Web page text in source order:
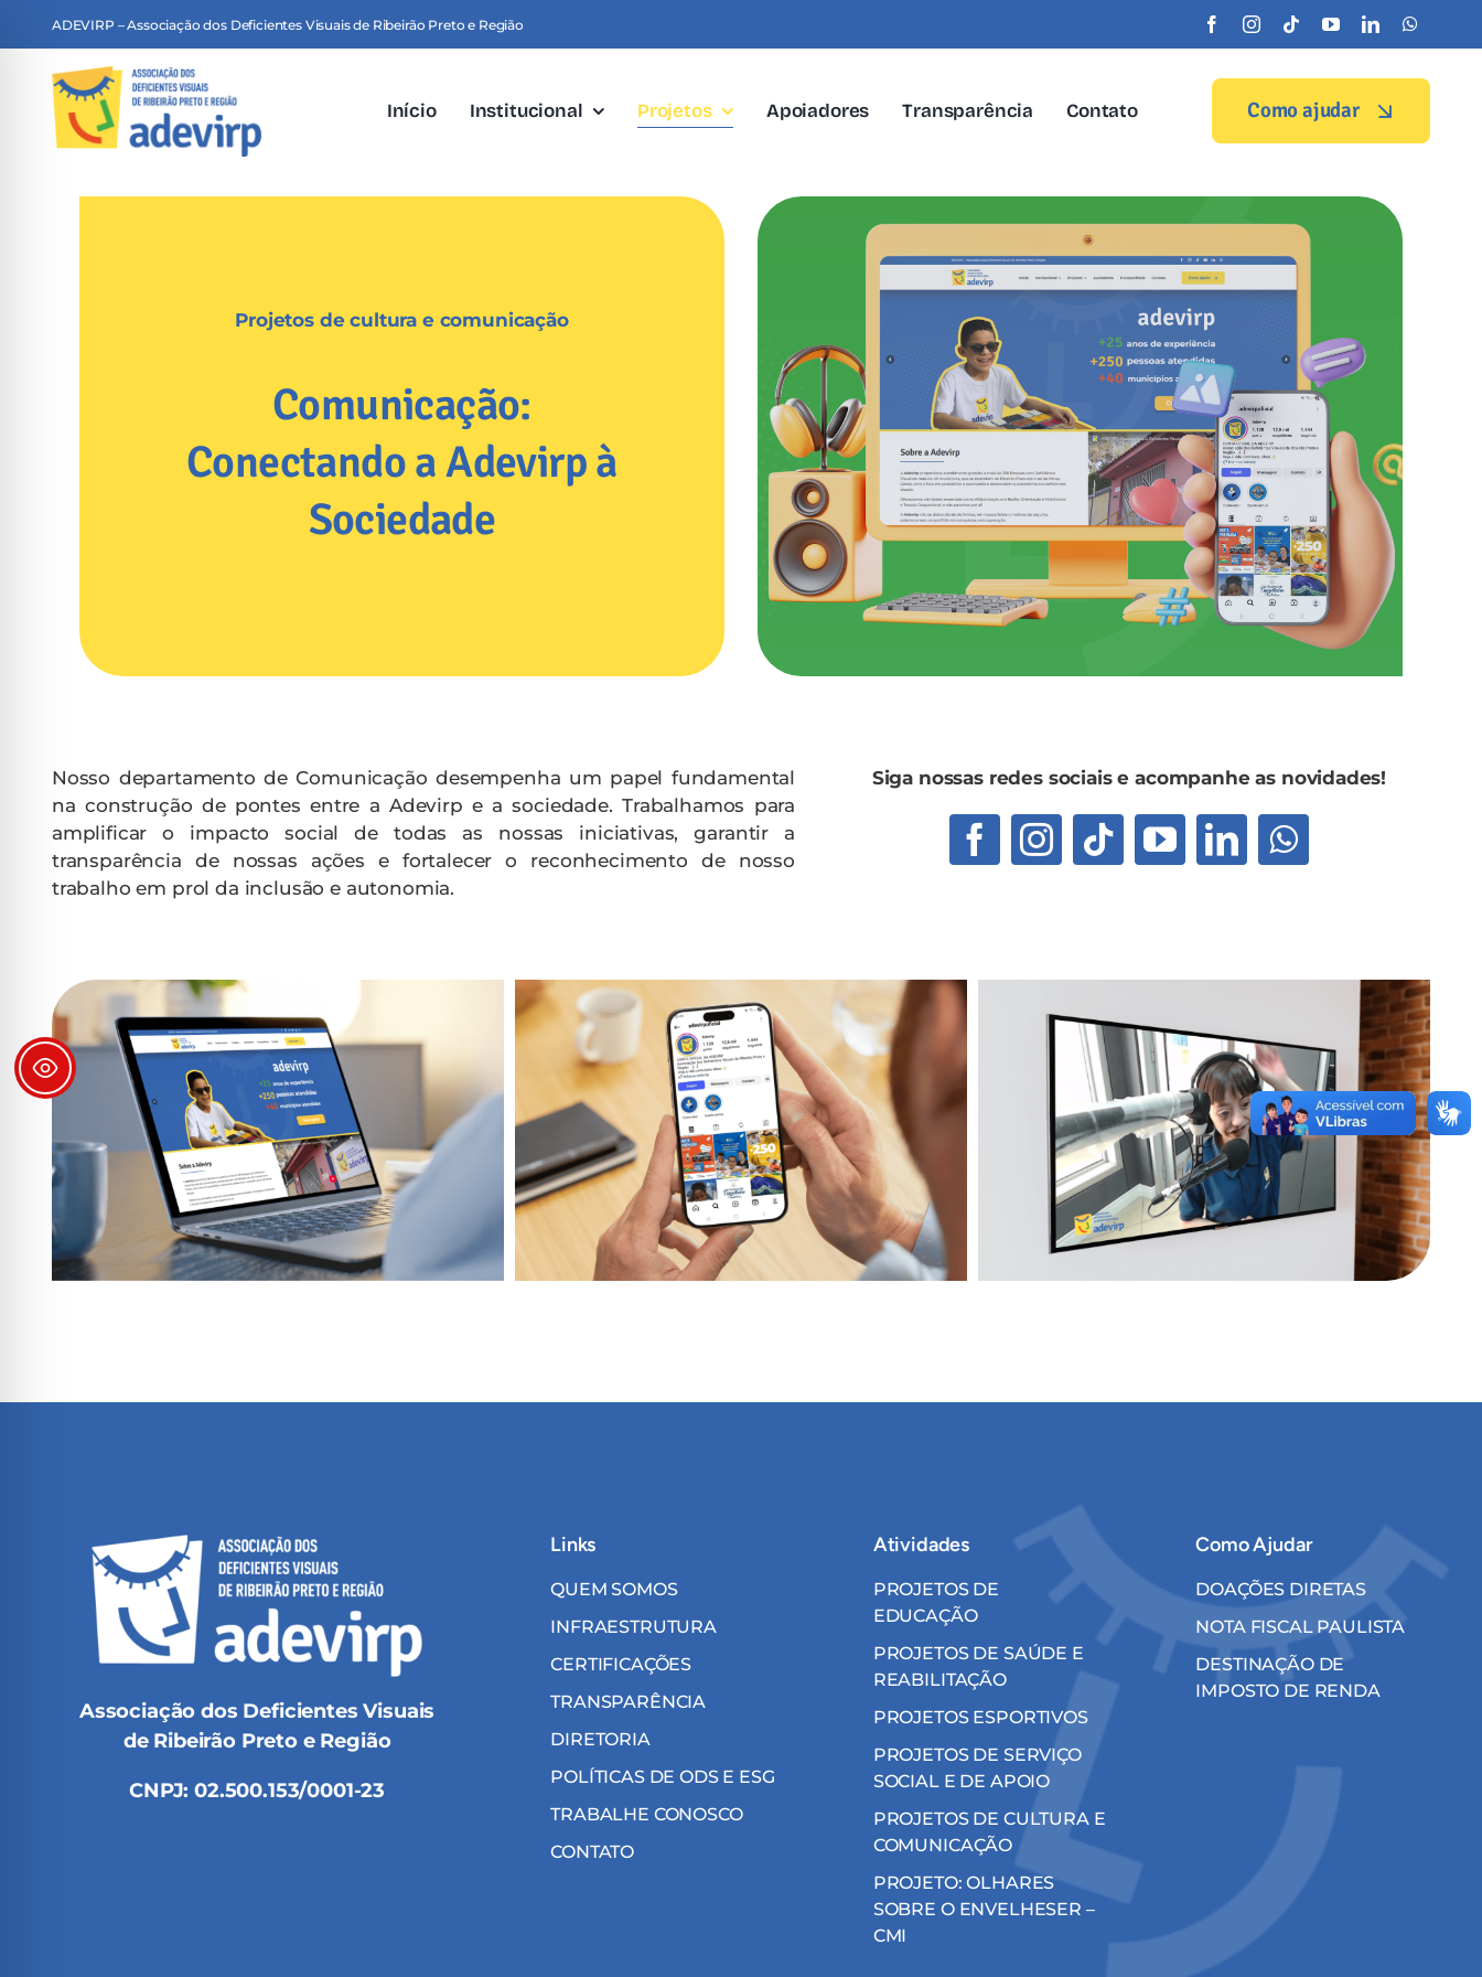
content
ADEVIRP – Associação dos Deficientes Visuais de Ribeirão Preto e Região
Início Institucional Projetos Apoiadores Transparência Contato Como ajudar
Projetos de cultura e comunicação
Comunicação:
Conectando a Adevirp à
Sociedade
Nosso departamento de Comunicação desempenha um papel fundamental
na construção de pontes entre a Adevirp e a sociedade. Trabalhamos para
amplificar o impacto social de todas as nossas iniciativas, garantir a
transparência de nossas ações e fortalecer o reconhecimento de nosso
trabalho em prol da inclusão e autonomia.
Siga nossas redes sociais e acompanhe as novidades!
Associação dos Deficientes Visuais
de Ribeirão Preto e Região
CNPJ: 02.500.153/0001-23
Links
QUEM SOMOS
INFRAESTRUTURA
CERTIFICAÇÕES
TRANSPARÊNCIA
DIRETORIA
POLÍTICAS DE ODS E ESG
TRABALHE CONOSCO
CONTATO
Atividades
PROJETOS DE
EDUCAÇÃO
PROJETOS DE SAÚDE E
REABILITAÇÃO
PROJETOS ESPORTIVOS
PROJETOS DE SERVIÇO
SOCIAL E DE APOIO
PROJETOS DE CULTURA E
COMUNICAÇÃO
PROJETO: OLHARES
SOBRE O ENVELHESER –
CMI
Como Ajudar
DOAÇÕES DIRETAS
NOTA FISCAL PAULISTA
DESTINAÇÃO DE
IMPOSTO DE RENDA